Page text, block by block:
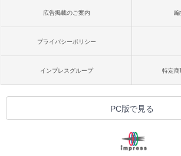
広告掲載のご案内 編
プライバシーポリシー
インプレスグループ 特定商
PC版で見る